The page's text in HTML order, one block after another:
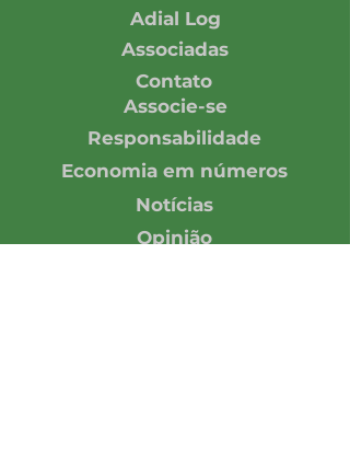
Adial Log
Associadas
Contato
Associe-se
Responsabilidade
Economia em números
Notícias
Opinião